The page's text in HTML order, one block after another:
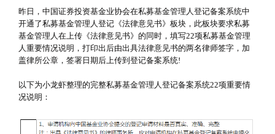
昨日，中国证券投资基金业协会在私募基金管理人登记备案系统中
开通了私募基金管理人登记《法律意见书》板块，此板块要求私募
基金管理人在上传《法律意见书》的同时，填写22项私募基金管理
人重要情况说明，打印出后由出具法律意见书的两名律师签字，加
盖律所公章，签署日期后上传到登记备案系统!
以下为小龙虾整理的完整私募基金管理人登记备案系统22项重要情
况说明：